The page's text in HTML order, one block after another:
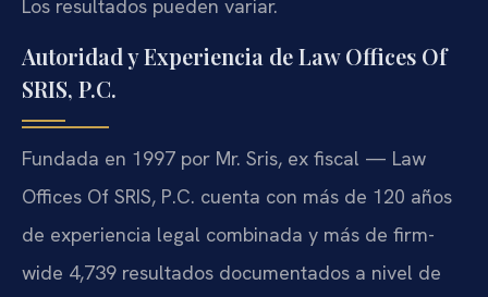
Los resultados pueden variar.
Autoridad y Experiencia de Law Offices Of
SRIS, P.C.
Fundada en 1997 por Mr. Sris, ex fiscal — Law
Offices Of SRIS, P.C. cuenta con más de 120 años
de experiencia legal combinada y más de firm-
wide 4,739 resultados documentados a nivel de